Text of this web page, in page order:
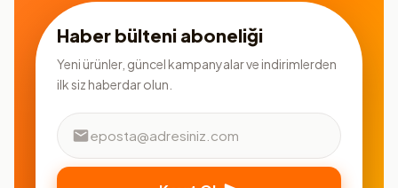
Haber bülteni aboneliği
Yeni ürünler, güncel kampanyalar ve indirimlerden
ilk siz haberdar olun.